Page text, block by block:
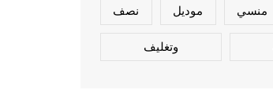
منسي موديل نصف
وتغليف